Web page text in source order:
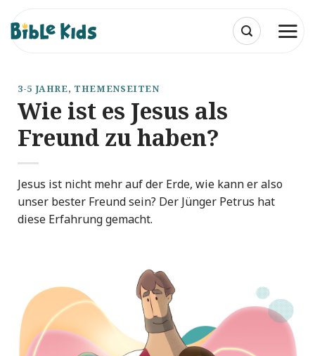
Inhalt
springen
3-5 JAHRE, THEMENSEITEN
Wie ist es Jesus als
Freund zu haben?
Jesus ist nicht mehr auf der Erde, wie kann er also
unser bester Freund sein? Der Jünger Petrus hat
diese Erfahrung gemacht.